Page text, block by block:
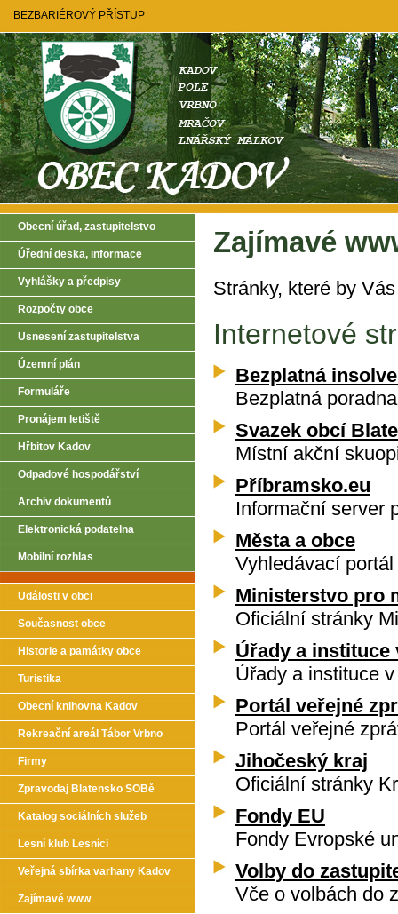
BEZBARIÉROVÝ PŘÍSTUP
Zajímavé
Stránky, které by
Internetové
Bezplatná
Bezplatná
Svazek obcí
Místní akční
Příbramsko.eu
Informační server
Města a obce
Vyhledávací
Ministerstvo pro
Oficiální stránky
Úřady a instituce
Úřady a instituce
Portál veřejné
Portál veřejné
Jihočeský kraj
Oficiální stránky
Fondy EU
Fondy Evropské
Volby do
Vče o volbách do
Obecní úřad, zastupitelstvo
Úřední deska, informace
Vyhlášky a předpisy
Rozpočty obce
Usnesení zastupitelstva
Územní plán
Formuláře
Pronájem letiště
Hřbitov Kadov
Odpadové hospodářství
Archiv dokumentů
Elektronická podatelna
Mobilní rozhlas
Události v obci
Současnost obce
Historie a památky obce
Turistika
Obecní knihovna Kadov
Rekreační areál Tábor Vrbno
Firmy
Zpravodaj Blatensko SOBě
Katalog sociálních služeb
Lesní klub Lesníci
Veřejná sbírka varhany Kadov
Zajímavé www